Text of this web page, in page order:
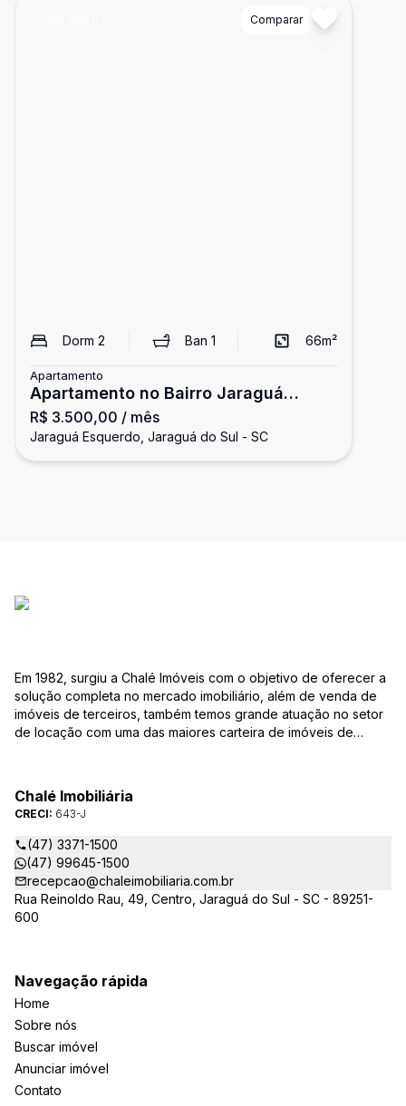
Comparar
Dorm 2 Ban 1 66m²
Apartamento
Apartamento no Bairro Jaraguá
Esquerdo
R$ 3.500,00 / mês
Jaraguá Esquerdo, Jaraguá do Sul - SC
Em 1982, surgiu a Chalé Imóveis com o objetivo de oferecer a
solução completa no mercado imobiliário, além de venda de
imóveis de terceiros, também temos grande atuação no setor
de locação com uma das maiores carteira de imóveis de
Arte Imóveis. E também reavaliamos a nossa Missão, Visão e
Valores.
Chalé Imobiliária
CRECI: 643-J
(47) 3371-1500
(47) 99645-1500
recepcao@chaleimobiliaria.com.br
Rua Reinoldo Rau, 49, Centro, Jaraguá do Sul - SC - 89251-
600
Navegação rápida
Home
Sobre nós
Buscar imóvel
Anunciar imóvel
Contato